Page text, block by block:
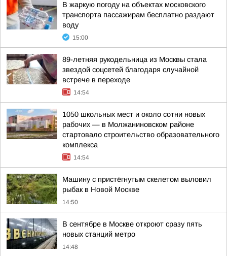
В жаркую погоду на объектах московского
транспорта пассажирам бесплатно раздают
воду
15:00
89-летняя рукодельница из Москвы стала
звездой соцсетей благодаря случайной
встрече в переходе
14:54
1050 школьных мест и около сотни новых
рабочих — в Молжаниновском районе
стартовало строительство образовательного
комплекса
14:54
Машину с пристёгнутым скелетом выловил
рыбак в Новой Москве
14:50
В сентябре в Москве откроют сразу пять
новых станций метро
14:48